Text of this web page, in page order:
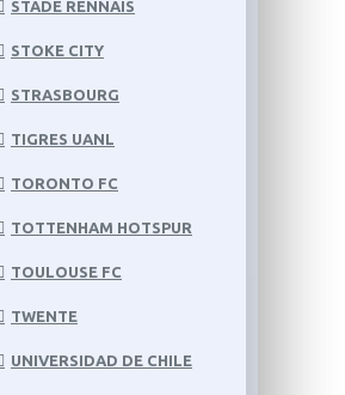
STADE RENNAIS
STOKE CITY
STRASBOURG
TIGRES UANL
TORONTO FC
TOTTENHAM HOTSPUR
TOULOUSE FC
TWENTE
UNIVERSIDAD DE CHILE